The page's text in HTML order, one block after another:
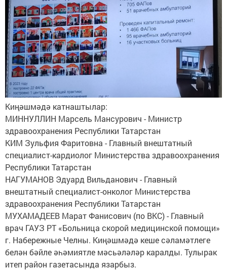
Киңәшмәдә катнаштылар:
МИННУЛЛИН Марсель Мансурович - Министр
здравоохранения Республики Татарстан
КИМ Зульфия Фаритовна - Главный внештатный
специалист-кардиолог Министерства здравоохранения
Республики Татарстан
НАГУМАНОВ Эдуард Вильданович - Главный
внештатный специалист-онколог Министерства
здравоохранения Республики Татарстан
МУХАМАДЕЕВ Марат Фанисович (по ВКС) - Главный
врач ГАУЗ РТ «Больница скорой медицинской помощи»
г. Набережные Челны. Киңәшмәдә кеше сәламәтлеге
белән бәйле әһәмиятле мәсьәләләр каралды. Тулырак
итеп район газетасында язарбыз.